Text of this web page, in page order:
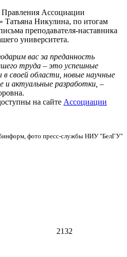
Правления Ассоциации
Никулина, по итогам
преподавателя-наставника
университета.
вас за преданность
труда – это успешные
в своей области, новые научные
актуальные разработки, –
на сайте Ассоциации
фото пресс-службы НИУ "БелГУ"
2132